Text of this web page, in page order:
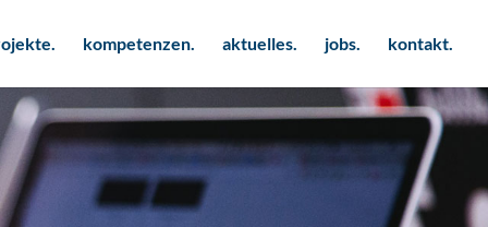
kompetenzen. aktuelles. jobs. kontakt.